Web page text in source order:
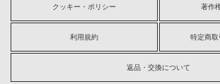
クッキー・ポリシー 著作
利用規約 特定商
返品・交換について